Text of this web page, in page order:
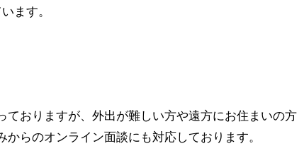
ます。
おりますが、外出が難しい方や遠方にお住まいの方
らのオンライン面談にも対応しております。